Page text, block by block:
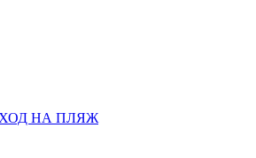
НА ПЛЯЖ